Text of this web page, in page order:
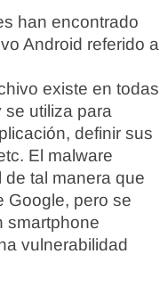
han encontrado
Android referido a
existe en todas
se utiliza para
definir sus
El malware
de tal manera que
Google, pero se
smartphone
vulnerabilidad